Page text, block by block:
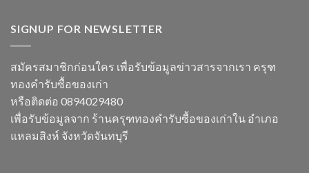
ในปี
และ
ซื้อ
เก่า
ที่
สนใจ
ในปี
ลัง
ไหร่
ราคา
วัสดุ
ซื้อ
ของ
เก่า
ยอด
SIGNUP FOR NEWSLETTER
สมัครสมาชิกก่อนใคร เพื่อรับข้อมูลข่าวสารจากเรา ครุฑ
ทองคำรับซื้อของเก่า
หรือติดต่อ 0894029480
เพื่อรับข้อมูลจาก ร้านครุฑทองคำรับซื้อของเก่าใน อำเภอ
แหลมสิงห์ จังหวัดจันทบุรี